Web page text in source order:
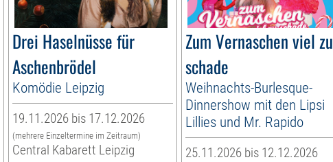
Drei Haselnüsse für
Aschenbrödel
Komödie Leipzig
19.11.2026 bis 17.12.2026
(mehrere Einzeltermine im Zeitraum)
Central Kabarett Leipzig
Zum Vernaschen viel zu
schade
Weihnachts-Burlesque-
Dinnershow mit den Lipsi
Lillies und Mr. Rapido
25.11.2026 bis 12.12.2026